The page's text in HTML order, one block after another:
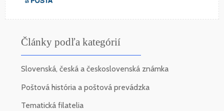
Články podľa kategórií
Slovenská, česká a československá známka
Poštová história a poštová prevádzka
Tematická filatelia